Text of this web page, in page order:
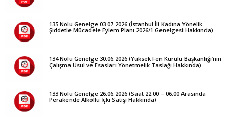
135 Nolu Genelge 03.07.2026 (İstanbul İli Kadına Yönelik
Şiddetle Mücadele Eylem Planı 2026/1 Genelgesi Hakkında)
134 Nolu Genelge 30.06.2026 (Yüksek Fen Kurulu Başkanlığı’nın
Çalışma Usul ve Esasları Yönetmelik Taslağı Hakkında)
133 Nolu Genelge 26.06.2026 (Saat 22.00 – 06.00 Arasında
Perakende Alkollü İçki Satışı Hakkında)